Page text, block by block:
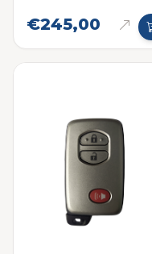
Original 2016-2019
€245,00